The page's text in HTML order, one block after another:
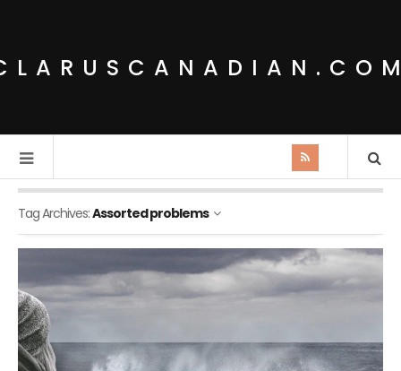
Tag Archives:Assorted problems